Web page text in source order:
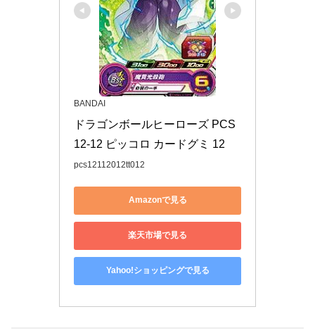
BANDAI
ドラゴンボールヒーローズ PCS
12-12 ピッコロ カードグミ 12
pcs12112012tt012
Amazonで見る
楽天市場で見る
Yahoo!ショッピングで見る